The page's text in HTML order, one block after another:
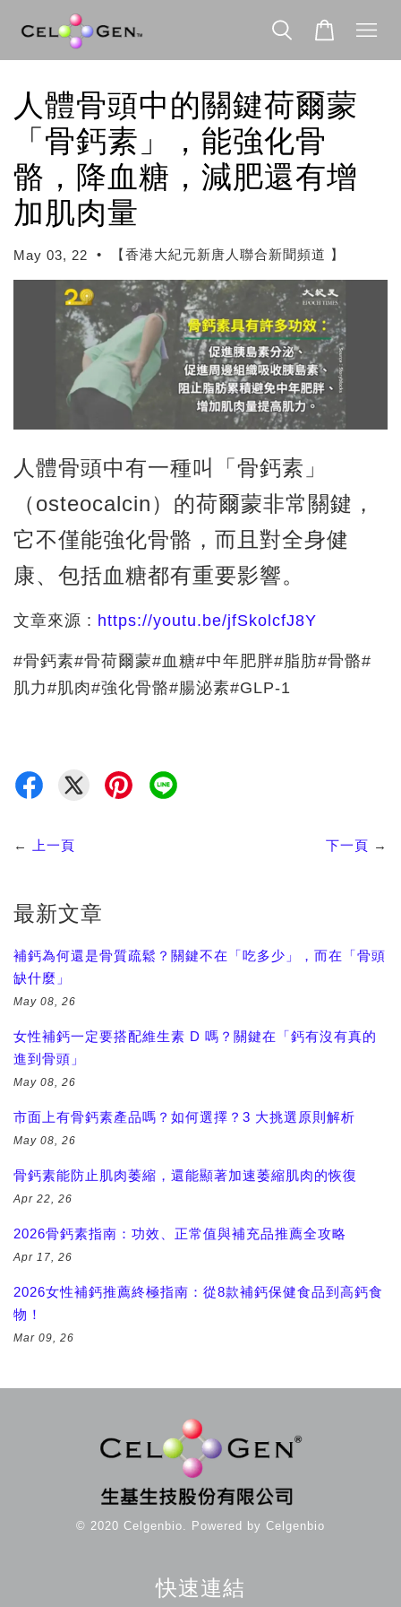
人體骨頭中的關鍵荷爾蒙
「骨鈣素」，能強化骨
骼，降血糖，減肥還有增
加肌肉量
May 03, 22 • 【香港大紀元新唐人聯合新聞頻道 】
人體骨頭中有一種叫「骨鈣素」
（osteocalcin）的荷爾蒙非常關鍵，
它不僅能強化骨骼，而且對全身健
康、包括血糖都有重要影響。
文章來源 : https://youtu.be/jfSkolcfJ8Y
#骨鈣素#骨荷爾蒙#血糖#中年肥胖#脂肪#骨骼#
肌力#肌肉#強化骨骼#腸泌素#GLP-1
← 上一頁 下一頁 →
最新文章
補鈣為何還是骨質疏鬆？關鍵不在「吃多少」，而在「骨頭
缺什麼」
May 08, 26
女性補鈣一定要搭配維生素 D 嗎？關鍵在「鈣有沒有真的
進到骨頭」
May 08, 26
市面上有骨鈣素產品嗎？如何選擇？3 大挑選原則解析
May 08, 26
骨鈣素能防止肌肉萎縮，還能顯著加速萎縮肌肉的恢復
Apr 22, 26
2026骨鈣素指南：功效、正常值與補充品推薦全攻略
Apr 17, 26
2026女性補鈣推薦終極指南：從8款補鈣保健食品到高鈣食
物！
Mar 09, 26
© 2020 Celgenbio. Powered by Celgenbio
快速連結